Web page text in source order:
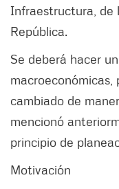
Infraestructura, de
República.
Se deberá hacer
macroeconómicas,
cambiado de
mencionó
principio de
Motivación